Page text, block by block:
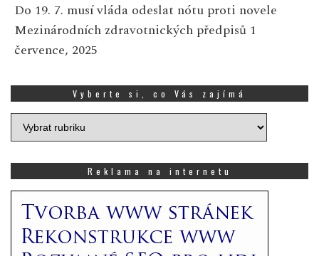
Do 19. 7. musí vláda odeslat nótu proti novele
Mezinárodních zdravotnických předpisů 1
července, 2025
Vyberte si, co Vás zajímá
Vyberte
si,
zajímá
Reklama na internetu